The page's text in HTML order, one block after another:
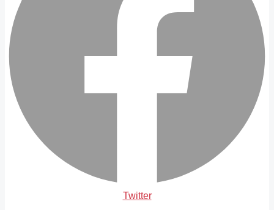
Twitter